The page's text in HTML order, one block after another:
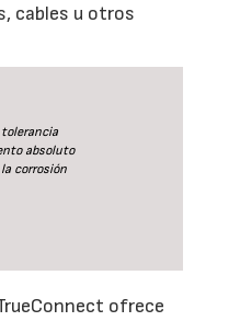
cables u otros
absoluto
corrosión
ofrece